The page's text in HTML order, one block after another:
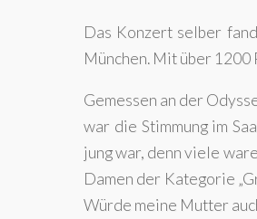
Das Konzert selber
München. Mit über
Gemessen an der
war die Stimmung im
jung war, denn viele
Damen der Kategorie
Würde meine Mutter